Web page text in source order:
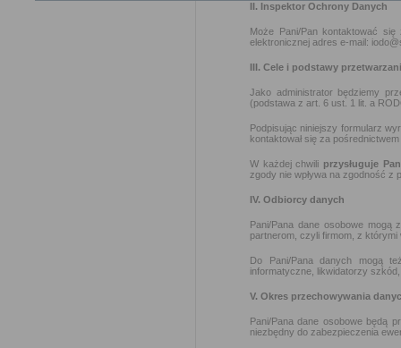
II. Inspektor Ochrony Danych
Może Pani/Pan kontaktować
elektronicznej adres e-mail:
III. Cele i podstawy
Jako administrator będziemy
(podstawa z art. 6 ust. 1 lit. a
Podpisując niniejszy formularz
kontaktował się za
W każdej chwili przysługuje
zgody nie wpływa na zgodność z
IV. Odbiorcy danych
Pani/Pana dane osobowe mogą
partnerom, czyli firmom, z którymi
Do Pani/Pana danych mogą
informatyczne, likwidatorzy
V. Okres przechowywania
Pani/Pana dane osobowe będą
niezbędny do zabezpieczenia